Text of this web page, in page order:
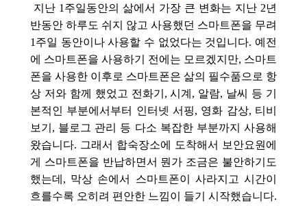
지난 1주일동안의 삶에서 가장 큰 변화는 지난 2년
반동안 하루도 쉬지 않고 사용했던 스마트폰을 무려
1주일 동안이나 사용할 수 없었다는 것입니다. 예전
에 스마트폰을 사용하기 전에는 모르겠지만, 스마트
폰을 사용한 이후로 스마트폰은 삶의 필수품으로 항
상 저와 함께 했었고 전화기, 시계, 알람, 날씨 등 기
본적인 부분에서부터 인터넷 서핑, 영화 감상, 티비
보기, 블로그 관리 등 다소 복잡한 부분까지 사용해
왔습니다. 그래서 합숙장소에 도착해서 보안요원에
게 스마트폰을 반납하면서 뭔가 조금은 불안하기도
했는데, 막상 손에서 스마트폰이 사라지고 시간이
흐를수록 오히려 편안한 느낌이 들기 시작했습니다.